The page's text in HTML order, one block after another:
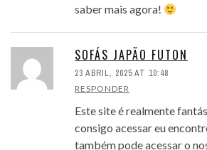
saber mais agora!
SOFÁS JAPÃO FUTON
23 ABRIL, 2025 AT 10:48
RESPONDER
Este site é realmente
consigo acessar eu
também pode acessar o